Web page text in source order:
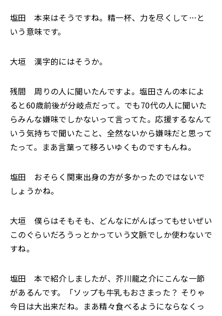
塩田 本来はそうですね。精一杯、力を尽くして…と
いう意味です。
大垣 漢字的にはそうか。
残間 周りの人に聞いたんですよ。塩田さんの本によ
ると60歳前後が分岐点だって。でも70代の人に聞いた
らみんな嫌味でしかないって言ってた。応援するなんて
いう気持ちで聞いたこと、全然ないから嫌味だと思って
たって。まあ言葉って移ろいゆくものですもんね。
塩田 おそらく関東出身の方が多かったのではないで
しょうかね。
大垣 僕らはそもそも、どんなにがんばってもせいぜい
このぐらいだろうっとかっていう文脈でしか使わないで
すね。
塩田 本で紹介しましたが、芥川龍之介にこんな一節
があるんです。「ソップも牛乳もおさまった？ そりゃ
今日は大出来だね。まあ精々食べるようにならなくっ